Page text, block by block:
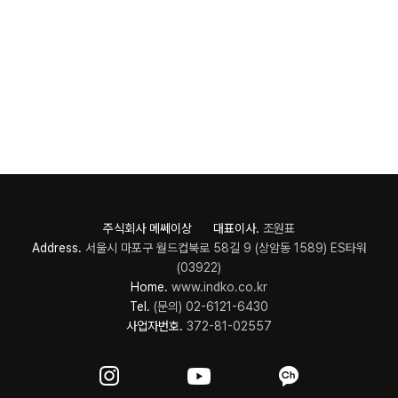
주식회사 메쎄이상 대표이사. 조원표
Address. 서울시 마포구 월드컵북로 58길 9 (상암동 1589) ES타워
(03922)
Home. www.indko.co.kr
Tel. (문의) 02-6121-6430
사업자번호. 372-81-02557